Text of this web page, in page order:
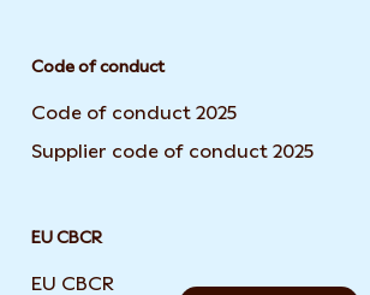
Code of conduct
Code of conduct 2025
Supplier code of conduct 2025
EU CBCR
EU CBCR Opens in new tab or window